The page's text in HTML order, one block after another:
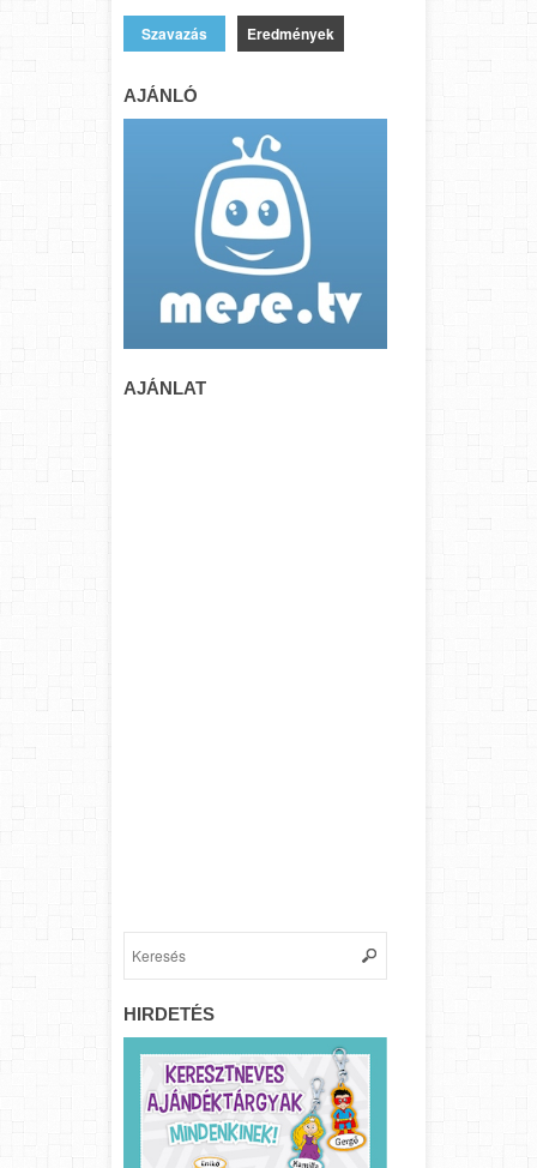
Eredmények
AJÁNLÓ
AJÁNLAT
HIRDETÉS